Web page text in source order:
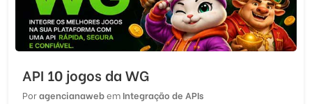
API 10 jogos da WG
Poragencianawebem Integração de APIs